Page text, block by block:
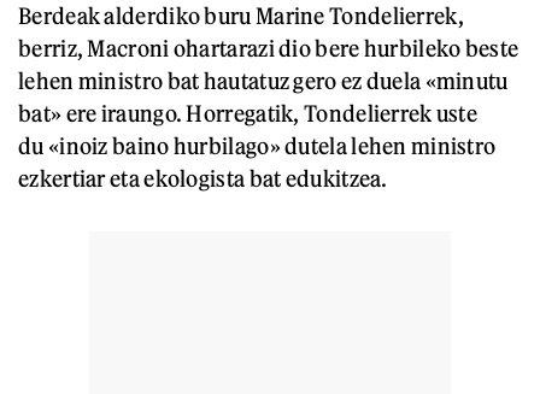
Berdeak alderdiko buru Marine Tondelierrek,
berriz, Macroni ohartarazi dio bere hurbileko beste
lehen ministro bat hautatuz gero ez duela «minutu
bat» ere iraungo. Horregatik, Tondelierrek uste
du «inoiz baino hurbilago» dutela lehen ministro
ezkertiar eta ekologista bat edukitzea.